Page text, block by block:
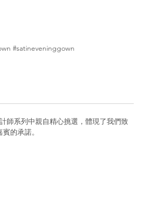
#satineveninggown
師系列中親自精心挑選，體現了我們致
的承諾。